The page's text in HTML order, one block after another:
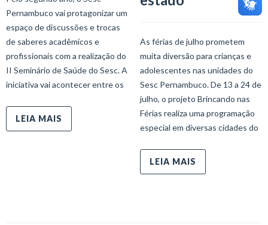
Pernambuco vai protagonizar um
espaço de discussões e trocas
de saberes acadêmicos e
profissionais com a realização do
II Seminário de Saúde do Sesc. A
iniciativa vai acontecer entre os
LEIA MAIS
As férias de julho prometem
muita diversão para crianças e
adolescentes nas unidades do
Sesc Pernambuco. De 13 a 24 de
julho, o projeto Brincando nas
Férias realiza uma programação
especial em diversas cidades do
LEIA MAIS